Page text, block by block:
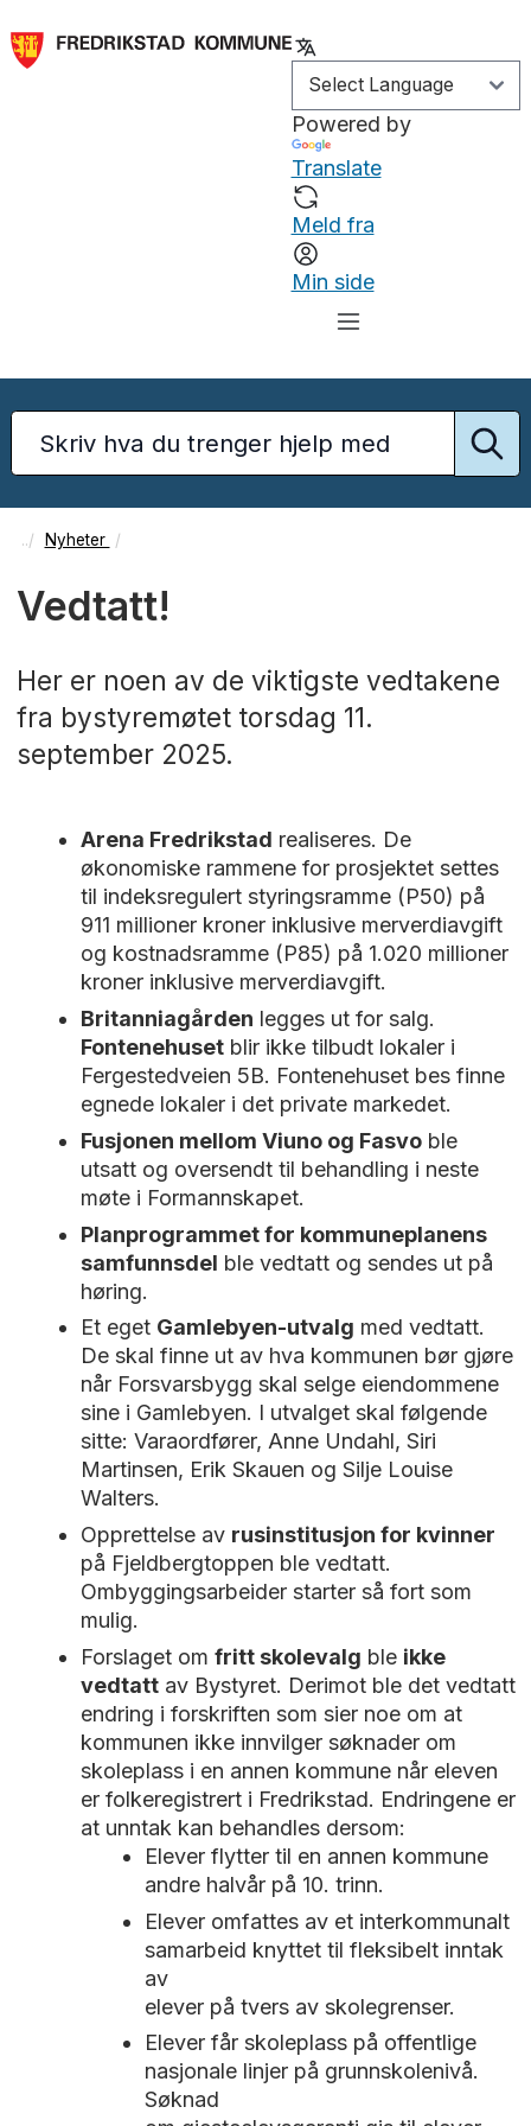
Powered by
Translate
Meld fra
Min side
Nyheter
Vedtatt!
Her er noen av de viktigste vedtakene
fra bystyremøtet torsdag 11.
september 2025.
Arena Fredrikstad realiseres. De
økonomiske rammene for prosjektet settes
til indeksregulert styringsramme (P50) på
911 millioner kroner inklusive merverdiavgift
og kostnadsramme (P85) på 1.020 millioner
kroner inklusive merverdiavgift.
Britanniagården legges ut for salg.
Fontenehusetblir ikke tilbudt lokaler i
Fergestedveien 5B. Fontenehuset bes finne
egnede lokaler i det private markedet.
Fusjonen mellom Viuno og Fasvoble
utsatt og oversendt til behandling i neste
møte i Formannskapet.
Planprogrammet for kommuneplanens
samfunnsdel ble vedtatt og sendes ut på
høring.
Et eget Gamlebyen-utvalg med vedtatt.
De skal finne ut av hva kommunen bør gjøre
når Forsvarsbygg skal selge eiendommene
sine i Gamlebyen. I utvalget skal følgende
sitte: Varaordfører, Anne Undahl, Siri
Martinsen, Erik Skauen og Silje Louise
Walters.
Opprettelse av rusinstitusjon for kvinner
på Fjeldbergtoppen ble vedtatt.
Ombyggingsarbeider starter så fort som
mulig.
Forslaget om fritt skolevalg ble ikke
vedtattav Bystyret. Derimot ble det vedtatt
endring i forskriften som sier noe om at
kommunen ikke innvilger søknader om
skoleplass i en annen kommune når eleven
er folkeregistrert i Fredrikstad. Endringene er
at unntak kan behandles dersom:
Elever flytter til en annen kommune
andre halvår på 10. trinn.
Elever omfattes av et interkommunalt
samarbeid knyttet til fleksibelt inntak
av
elever på tvers av skolegrenser.
Elever får skoleplass på offentlige
nasjonale linjer på grunnskolenivå.
Søknad